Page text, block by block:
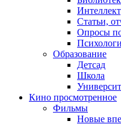
Статьи,
Опросы
Образование
Детсад
Школа
Кино просмотренное
Фильмы
Новые